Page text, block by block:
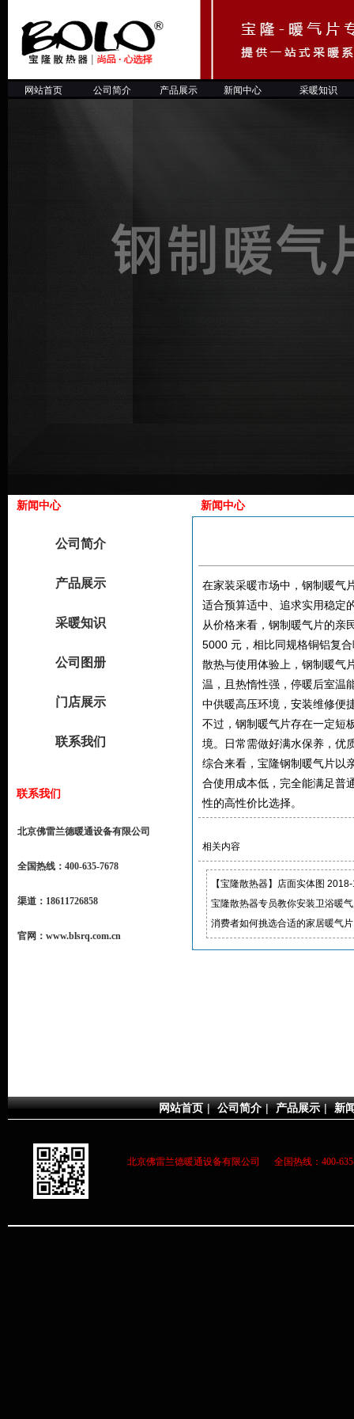
网站首页 公司简介 产品展示 新闻中心 采暖知识
新闻中心
公司简介
产品展示
采暖知识
公司图册
门店展示
联系我们
新闻中心
在家装采暖市场中，钢制暖气
适合预算适中、追求实用稳定
从价格来看，钢制暖气片的亲
5000 元，相比同规格铜铝复
散热与使用体验上，钢制暖气
温，且热惰性强，停暖后室温
中供暖高压环境，安装维修便
不过，钢制暖气片存在一定短
境。日常需做好满水保养，优
综合来看， 宝隆钢制暖气片以
合使用成本低，完全能满足普
性的高性价比选择。
相关内容
【宝隆散热器】店面实体图
宝隆散热器专员教你安装卫浴暖
消费者如何挑选合适的家居暖气
联系我们
北京佛雷兰德暖通设备有限公司
全国热线：400-635-7678
渠道：18611726858
官网：www.blsrq.com.cn
网站首页 | 公司简介 | 产品展示 | 新
北京佛雷兰德暖通设备有限公司 全国热线：